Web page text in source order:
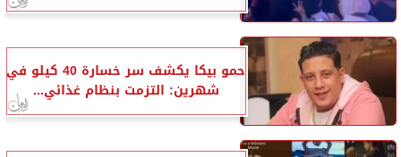
حمو بيكا يكشف سر خسارة 40 كيلو في
شهرين: التزمت بنظام غذائي...